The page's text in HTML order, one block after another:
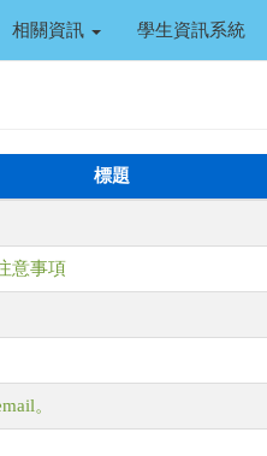
相關資訊 學生資訊系統
標題
意事項
。